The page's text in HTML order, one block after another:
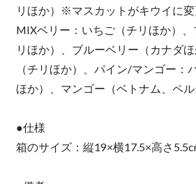
リほか）※マスカットがキウイに変
MIXベリー：いちご（チリほか）
リほか）、ブルーベリー（カナダ
（チリほか）、パイン/マンゴー：
ほか）、マンゴー（ベトナム、ペル
●仕様
箱のサイズ：縦19×横17.5×高さ